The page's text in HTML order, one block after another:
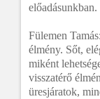
előadásunkban.
Fülemen
élmény. Sőt,
miként
visszatérő
üresjáratok,